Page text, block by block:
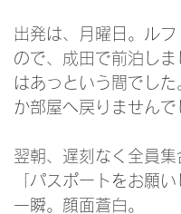
出発は、月曜日。ル
ので、成田で前泊し
はあっという間でし
か部屋へ戻りませんで
翌朝、遅刻なく全員
「パスポートをお願
一瞬。顔面蒼白。